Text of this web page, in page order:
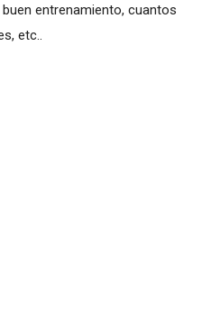
entrenamiento, cuantos
etc..